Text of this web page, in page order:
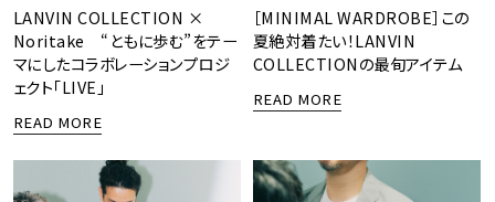
LANVIN COLLECTION ×
Noritake “ともに歩む”をテー
マにしたコラボレーションプロジ
ェクト「LIVE」
READ MORE
［MINIMAL WARDROBE］この
夏絶対着たい！LANVIN
COLLECTIONの最旬アイテム
READ MORE